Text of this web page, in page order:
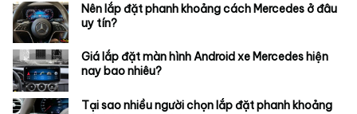
Nên lắp đặt phanh khoảng cách Mercedes ở đâu
uy tín?
Giá lắp đặt màn hình Android xe Mercedes hiện
nay bao nhiêu?
Tại sao nhiều người chọn lắp đặt phanh khoảng